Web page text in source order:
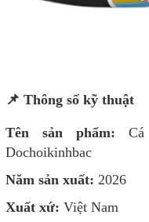
📌 Thông số kỹ thuật
Tên sản phẩm: Cá
Dochoikinhbac
Năm sản xuất: 2026
Xuất xứ: Việt Nam